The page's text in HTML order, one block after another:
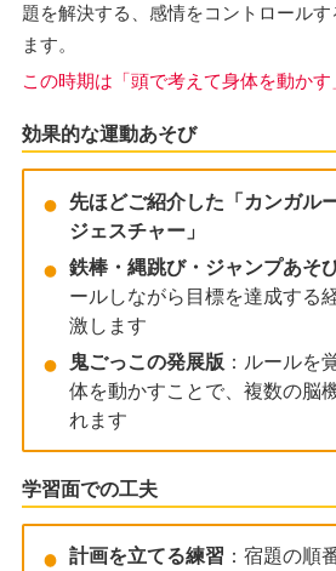
題を解決する、感情をコントロール
ます。
この時期は「頭で考えて身体を動か
効果的な運動あそび
先ほどご紹介した「カンガル
ジェスチャー」
鉄棒・縄跳び・ジャンプあそ
ールしながら目標を達成する
激します
鬼ごっこの発展版 ：ルールを
体を動かすことで、複数の脳
れます
学習面での工夫
計画を立てる練習 ：宿題の順